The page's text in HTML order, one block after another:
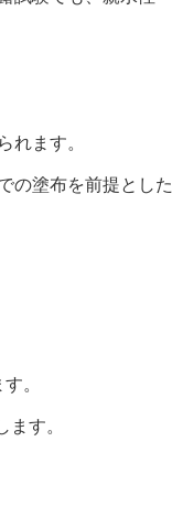
れます。
塗布を前提とした
。
す。